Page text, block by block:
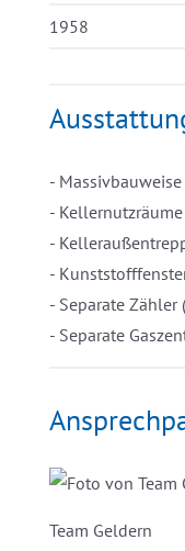
1958
- Massivbauweise
- Kellernutzräume
-
-
- Separate Zähler
- Separate
Team Geldern